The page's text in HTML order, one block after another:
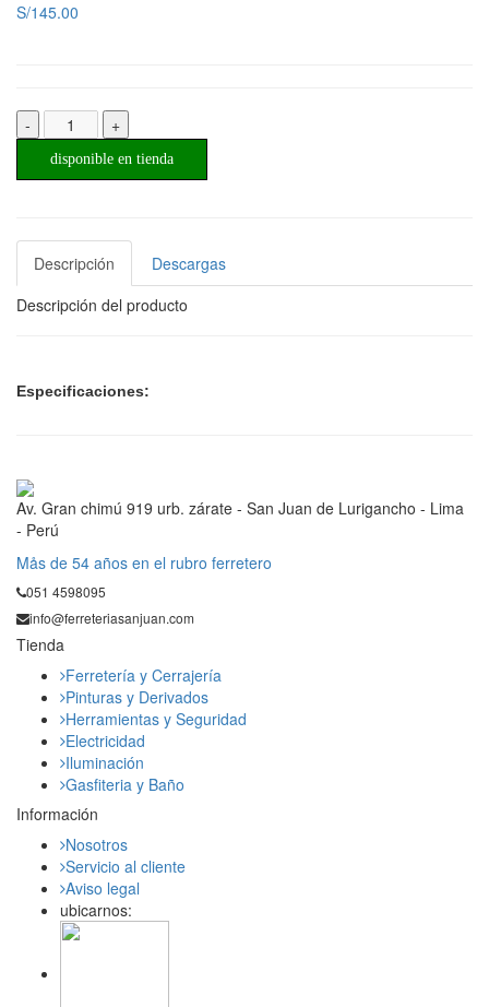
S/145.00
- +
disponible en tienda
Descripción
Descargas
Descripción del producto
Especificaciones:
Av. Gran chimú 919 urb. zárate - San Juan de Lurigancho - Lima
- Perú
Mås de 54 años en el rubro ferretero
051 4598095
info@ferreteriasanjuan.com
Tienda
Ferretería y Cerrajería
Pinturas y Derivados
Herramientas y Seguridad
Electricidad
Iluminación
Gasfiteria y Baño
Información
Nosotros
Servicio al cliente
Aviso legal
ubicarnos: